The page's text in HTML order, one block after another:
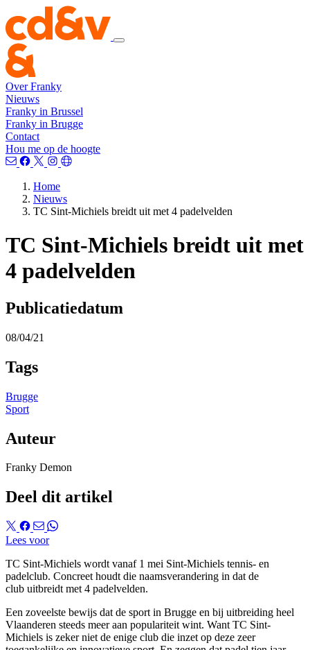
Over Franky
Nieuws
Franky in Brussel
Franky in Brugge
Contact
Hou me op de hoogte
Home
Nieuws
TC Sint-Michiels breidt uit met 4 padelvelden
TC Sint-Michiels breidt uit met
4 padelvelden
Publicatiedatum
08/04/21
Tags
Brugge
Sport
Auteur
Franky Demon
Deel dit artikel
Lees voor
TC Sint-Michiels wordt vanaf 1 mei Sint-Michiels tennis- en
padelclub. Concreet houdt die naamsverandering in dat de
club uitbreidt met 4 padelvelden.
Een zoveelste bewijs dat de sport in Brugge en bij uitbreiding heel
Vlaanderen steeds meer aan populariteit wint. Want TC Sint-
Michiels is zeker niet de enige club die inzet op deze zeer